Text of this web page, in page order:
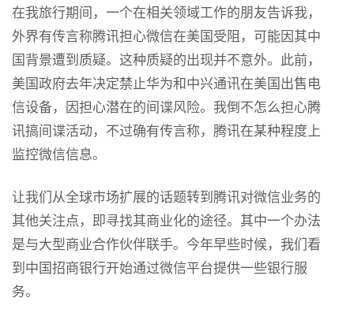
在我旅行期间，一个在相关领域工作的朋友告诉我，
外界有传言称腾讯担心微信在美国受阻，可能因其中
国背景遭到质疑。这种质疑的出现并不意外。此前，
美国政府去年决定禁止华为和中兴通讯在美国出售电
信设备，因担心潜在的间谍风险。我倒不怎么担心腾
讯搞间谍活动，不过确有传言称，腾讯在某种程度上
监控微信信息。
让我们从全球市场扩展的话题转到腾讯对微信业务的
其他关注点，即寻找其商业化的途径。其中一个办法
是与大型商业合作伙伴联手。今年早些时候，我们看
到中国招商银行开始通过微信平台提供一些银行服
务。